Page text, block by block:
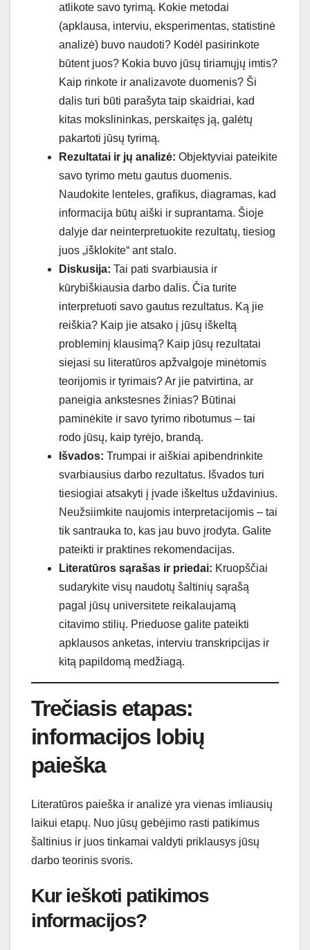
atlikote savo tyrimą. Kokie metodai
(apklausa, interviu, eksperimentas, statistinė
analizė) buvo naudoti? Kodėl pasirinkote
būtent juos? Kokia buvo jūsų tiriamųjų imtis?
Kaip rinkote ir analizavote duomenis? Ši
dalis turi būti parašyta taip skaidriai, kad
kitas mokslininkas, perskaitęs ją, galėtų
pakartoti jūsų tyrimą.
Rezultatai ir jų analizė: Objektyviai pateikite
savo tyrimo metu gautus duomenis.
Naudokite lenteles, grafikus, diagramas, kad
informacija būtų aiški ir suprantama. Šioje
dalyje dar neinterpretuokite rezultatų, tiesiog
juos „išklokite“ ant stalo.
Diskusija: Tai pati svarbiausia ir
kūrybiškiausia darbo dalis. Čia turite
interpretuoti savo gautus rezultatus. Ką jie
reiškia? Kaip jie atsako į jūsų iškeltą
probleminį klausimą? Kaip jūsų rezultatai
siejasi su literatūros apžvalgoje minėtomis
teorijomis ir tyrimais? Ar jie patvirtina, ar
paneigia ankstesnes žinias? Būtinai
paminėkite ir savo tyrimo ribotumus – tai
rodo jūsų, kaip tyrėjo, brandą.
Išvados: Trumpai ir aiškiai apibendrinkite
svarbiausius darbo rezultatus. Išvados turi
tiesiogiai atsakyti į įvade iškeltus uždavinius.
Neužsiimkite naujomis interpretacijomis – tai
tik santrauka to, kas jau buvo įrodyta. Galite
pateikti ir praktines rekomendacijas.
Literatūros sąrašas ir priedai: Kruopščiai
sudarykite visų naudotų šaltinių sąrašą
pagal jūsų universitete reikalaujamą
citavimo stilių. Prieduose galite pateikti
apklausos anketas, interviu transkripcijas ir
kitą papildomą medžiagą.
Trečiasis etapas:
informacijos lobių
paieška
Literatūros paieška ir analizė yra vienas imliausių
laikui etapų. Nuo jūsų gebėjimo rasti patikimus
šaltinius ir juos tinkamai valdyti priklausys jūsų
darbo teorinis svoris.
Kur ieškoti patikimos
informacijos?